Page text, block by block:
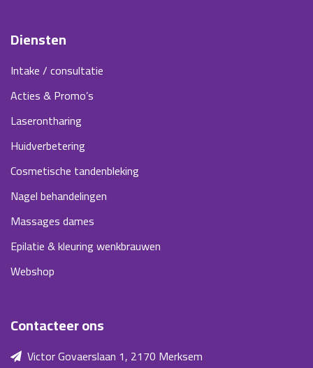
Diensten
Intake / consultatie
Acties & Promo’s
Laserontharing
Huidverbetering
Cosmetische tandenbleking
Nagel behandelingen
Massages dames
Epilatie & kleuring wenkbrauwen
Webshop
Contacteer ons
Victor Govaerslaan 1, 2170 Merksem